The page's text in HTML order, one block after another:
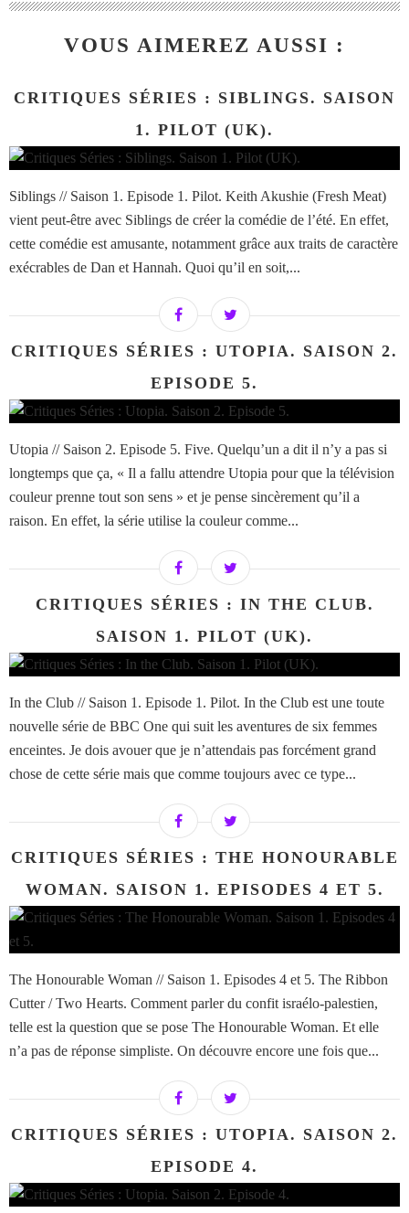
VOUS AIMEREZ AUSSI :
CRITIQUES SÉRIES : SIBLINGS. SAISON
1. PILOT (UK).
Siblings // Saison 1. Episode 1. Pilot. Keith Akushie (Fresh Meat)
vient peut-être avec Siblings de créer la comédie de l’été. En effet,
cette comédie est amusante, notamment grâce aux traits de caractère
exécrables de Dan et Hannah. Quoi qu’il en soit,...
CRITIQUES SÉRIES : UTOPIA. SAISON 2.
EPISODE 5.
Utopia // Saison 2. Episode 5. Five. Quelqu’un a dit il n’y a pas si
longtemps que ça, « Il a fallu attendre Utopia pour que la télévision
couleur prenne tout son sens » et je pense sincèrement qu’il a
raison. En effet, la série utilise la couleur comme...
CRITIQUES SÉRIES : IN THE CLUB.
SAISON 1. PILOT (UK).
In the Club // Saison 1. Episode 1. Pilot. In the Club est une toute
nouvelle série de BBC One qui suit les aventures de six femmes
enceintes. Je dois avouer que je n’attendais pas forcément grand
chose de cette série mais que comme toujours avec ce type...
CRITIQUES SÉRIES : THE HONOURABLE
WOMAN. SAISON 1. EPISODES 4 ET 5.
The Honourable Woman // Saison 1. Episodes 4 et 5. The Ribbon
Cutter / Two Hearts. Comment parler du confit israélo-palestien,
telle est la question que se pose The Honourable Woman. Et elle
n’a pas de réponse simpliste. On découvre encore une fois que...
CRITIQUES SÉRIES : UTOPIA. SAISON 2.
EPISODE 4.